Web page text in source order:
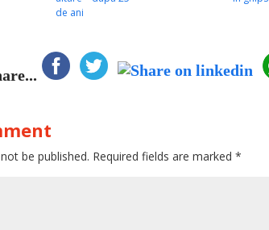
de ani
be published. Required fields are marked*